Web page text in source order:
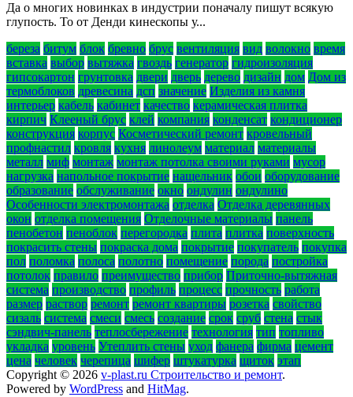
Да о многих новинках в индустрии поначалу пишут всякую
глупость. То от Денди кинескопы у...
береза битум блок бревно брус вентиляция вид волокно время
вставка выбор вытяжка гвоздь генератор гидроизоляция
гипсокартон грунтовка двери дверь дерево дизайн дом Дом из
термоблоков древесина дсп значение Изделия из камня
интерьер кабель кабинет качество керамическая плитка
кирпич Клееный брус клей компания конденсат кондиционер
конструкция корпус Косметический ремонт кровельный
профнастил кровля кухня линолеум материал материалы
металл миф монтаж монтаж потолка своими руками мусор
нагрузка напольное покрытие нащельник обои оборудование
образование обслуживание окно ондулин ондулино
Особенности электромонтажа отделка Отделка деревянных
окон отделка помещения Отделочные материалы панель
пенобетон пеноблок перегородка плита плитка поверхность
покрасить стены покраска дома покрытие покупатель покупка
пол поломка полоса полотно помещение порода постройка
потолок правило преимущество прибор Приточно-вытяжная
система производство профиль процесс прочность работа
размер раствор ремонт ремонт квартиры розетка свойство
сизаль система смеси смесь создание срок сруб стена стык
сэндвич-панель теплосбережение технология тип топливо
укладка уровень Утеплить стены уход фанера фирма цемент
цена человек черепица шифер штукатурка щиток этап
Copyright © 2026 v-plast.ru Строительство и ремонт.
Powered by WordPress and HitMag.